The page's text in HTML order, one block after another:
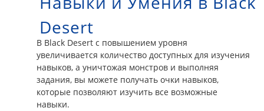
О сайте
Desert
В Black Desert с повышением уровня
увеличивается количество доступных для изучения
навыков, а уничтожая монстров и выполняя
задания, вы можете получать очки навыков,
которые позволяют изучить все возможные
навыки.